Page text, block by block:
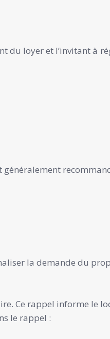
du loyer et l’invitant à
la demande du
Ce rappel informe le
le rappel :